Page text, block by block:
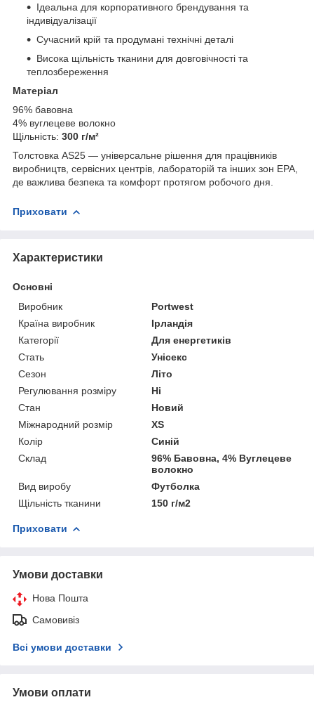
Ідеальна для корпоративного брендування та
індивідуалізації
Сучасний крій та продумані технічні деталі
Висока щільність тканини для довговічності та
теплозбереження
Матеріал
96% бавовна
4% вуглецеве волокно
Щільність: 300 г/м²
Толстовка AS25 — універсальне рішення для працівників
виробництв, сервісних центрів, лабораторій та інших зон EPA,
де важлива безпека та комфорт протягом робочого дня.
Приховати
Характеристики
Основні
Виробник
Portwest
Країна виробник
Ірландія
Категорії
Для енергетиків
Стать
Унісекс
Сезон
Літо
Регулювання розміру
Ні
Стан
Новий
Міжнародний розмір
XS
Колір
Синій
Склад
96% Бавовна, 4% Вуглецеве
волокно
Вид виробу
Футболка
Щільність тканини
150 г/м2
Приховати
Умови доставки
Нова Пошта
Самовивіз
Всі умови доставки
Умови оплати